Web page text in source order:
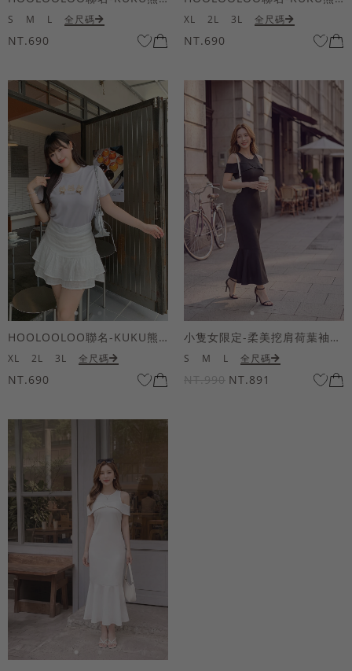
S M L 全尺碼
NT.690
XL 2L 3L 全尺碼
NT.690
HOOLOOLOO聯名-KUKU熊蝴蝶結短袖上衣
XL 2L 3L 全尺碼
NT.690
小隻女限定-柔美挖肩荷葉袖魚尾長洋裝
S M L 全尺碼
NT.990 NT.891